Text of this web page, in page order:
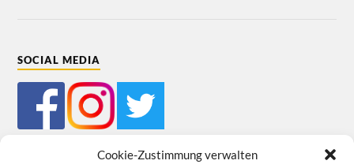
Cookie-Zustimmung verwalten
SOCIAL MEDIA